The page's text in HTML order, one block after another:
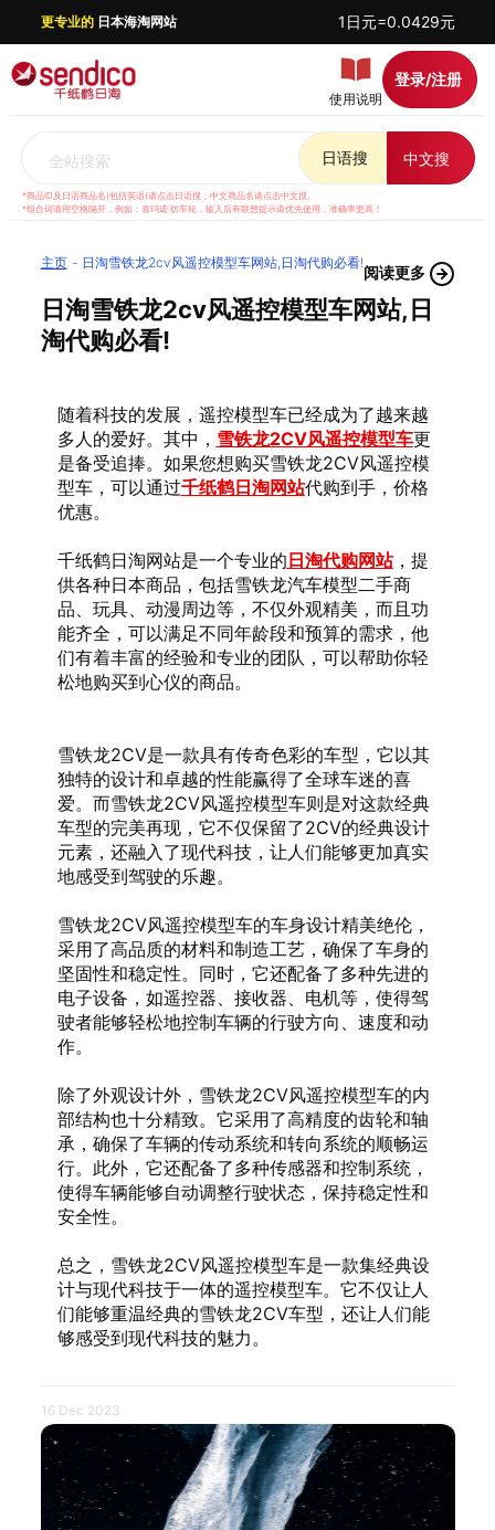
更专业的日本海淘网站 1日元=0.0429元
使用说明
登录/注册
全站搜索 日语搜 中文搜
*商品ID及日语商品名(包括英语)请点击日语搜；中文商品名请点击中文搜。
*组合词请用空格隔开，例如：喜玛诺 纺车轮，输入后有联想提示请优先使用，准确率更高！
主页 日淘雪铁龙2cv风遥控模型车网站,日淘代购必看!
阅读更多
日淘雪铁龙2cv风遥控模型车网站,日
淘代购必看!
随着科技的发展，遥控模型车已经成为了越来越
多人的爱好。其中， 雪铁龙2CV风遥控模型车更
是备受追捧。如果您想购买雪铁龙2CV风遥控模
型车，可以通过千纸鹤日淘网站代购到手，价格
优惠。
千纸鹤日淘网站是一个专业的 日淘代购网站，提
供各种日本商品，包括雪铁龙汽车模型二手商
品、玩具、动漫周边等，不仅外观精美，而且功
能齐全，可以满足不同年龄段和预算的需求，他
们有着丰富的经验和专业的团队，可以帮助你轻
松地购买到心仪的商品。
雪铁龙2CV是一款具有传奇色彩的车型，它以其
独特的设计和卓越的性能赢得了全球车迷的喜
爱。而雪铁龙2CV风遥控模型车则是对这款经典
车型的完美再现，它不仅保留了2CV的经典设计
元素，还融入了现代科技，让人们能够更加真实
地感受到驾驶的乐趣。
雪铁龙2CV风遥控模型车的车身设计精美绝伦，
采用了高品质的材料和制造工艺，确保了车身的
坚固性和稳定性。同时，它还配备了多种先进的
电子设备，如遥控器、接收器、电机等，使得驾
驶者能够轻松地控制车辆的行驶方向、速度和动
作。
除了外观设计外，雪铁龙2CV风遥控模型车的内
部结构也十分精致。它采用了高精度的齿轮和轴
承，确保了车辆的传动系统和转向系统的顺畅运
行。此外，它还配备了多种传感器和控制系统，
使得车辆能够自动调整行驶状态，保持稳定性和
安全性。
总之，雪铁龙2CV风遥控模型车是一款集经典设
计与现代科技于一体的遥控模型车。它不仅让人
们能够重温经典的雪铁龙2CV车型，还让人们能
够感受到现代科技的魅力。
16 Dec 2023